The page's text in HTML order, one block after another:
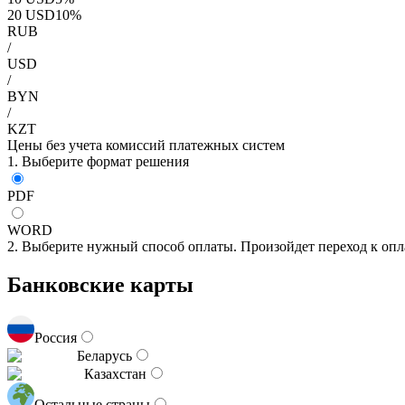
20 USD10%
RUB
/
USD
/
BYN
/
KZT
Цены без учета комиссий платежных систем
1. Выберите формат решения
PDF
WORD
2. Выберите нужный способ оплаты. Произойдет переход к
Банковские карты
Россия
Беларусь
Казахстан